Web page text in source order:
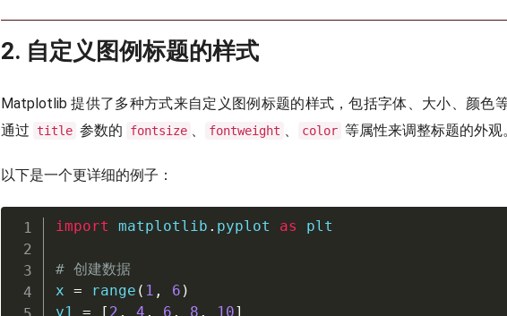
2. 自定义图例标题的样式
Matplotlib 提供了多种方式来自定义图例标题的样式，包括字体、大小、颜色
通过
title 参数的 fontsize 、 fontweight 、 color 等属性来调整标题的外观
以下是一个更详细的例子：
import matplotlib . pyplot as plt
# 创建数据
x = range ( 1 , 6 )
y1 = [ 2 , 4 , 6 , 8 , 10]